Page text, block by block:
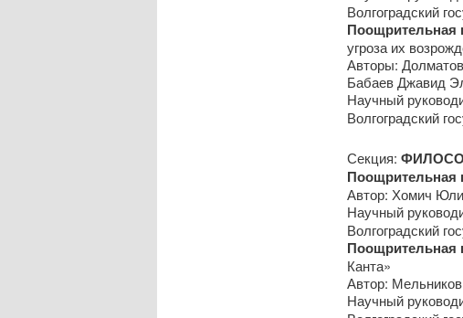
Волгоградский
Поощрительная
угроза их
Авторы:
Бабаев Джавид
Научный
Волгоградский
Секция:
Поощрительная
Автор: Хомич
Научный
Волгоградский
Поощрительная
Канта»
Автор:
Научный